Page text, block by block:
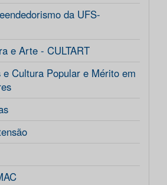
da UFS-
e Arte - CULTART
Cultura Popular e Mérito em